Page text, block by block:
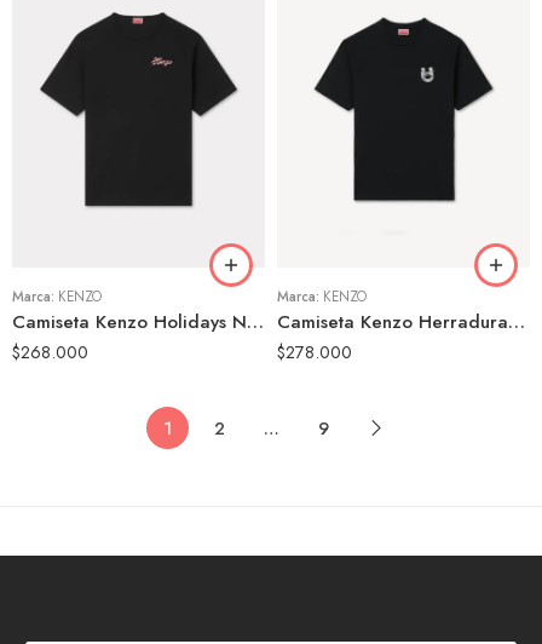
Marca: KENZO
Camiseta Kenzo Holidays Negra
$268.000
S
Marca: KENZO
Camiseta Kenzo Herradura Negra
$278.000
1 2 … 9